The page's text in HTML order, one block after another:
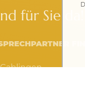
für Sie da!